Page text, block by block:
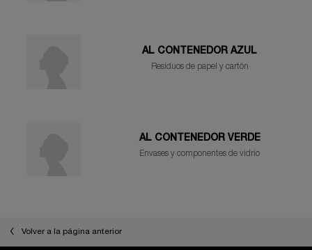
AL CONTENEDOR AZUL
Residuos de papel y cartón
AL CONTENEDOR VERDE
Envases y componentes de vidrio
Volver a la página anterior